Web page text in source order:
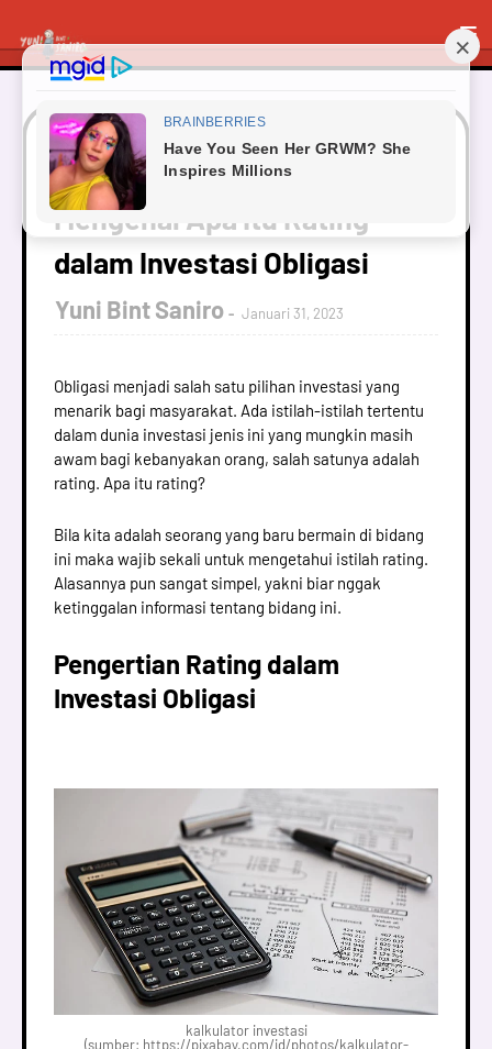
Beranda Finance
Mengenal Apa Itu Rating dalam
Investasi Obligasi
Mengenal Apa Itu Rating
dalam Investasi Obligasi
Yuni Bint Saniro Januari 31, 2023
Obligasi menjadi salah satu pilihan investasi yang
menarik bagi masyarakat. Ada istilah-istilah tertentu
dalam dunia investasi jenis ini yang mungkin masih
awam bagi kebanyakan orang, salah satunya adalah
rating. Apa itu rating?
Bila kita adalah seorang yang baru bermain di bidang
ini maka wajib sekali untuk mengetahui istilah rating.
Alasannya pun sangat simpel, yakni biar nggak
ketinggalan informasi tentang bidang ini.
Pengertian Rating dalam
Investasi Obligasi
kalkulator investasi
(sumber: https://pixabay.com/id/photos/kalkulator-